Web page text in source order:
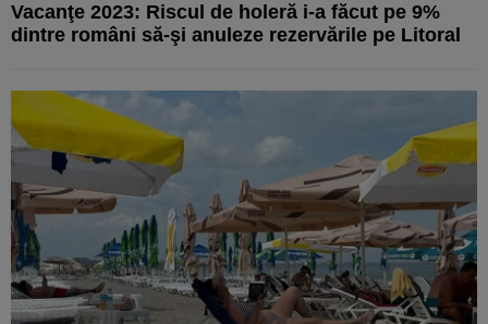
Vacanţe 2023: Riscul de holeră i-a făcut pe 9%
dintre români să-şi anuleze rezervările pe Litoral